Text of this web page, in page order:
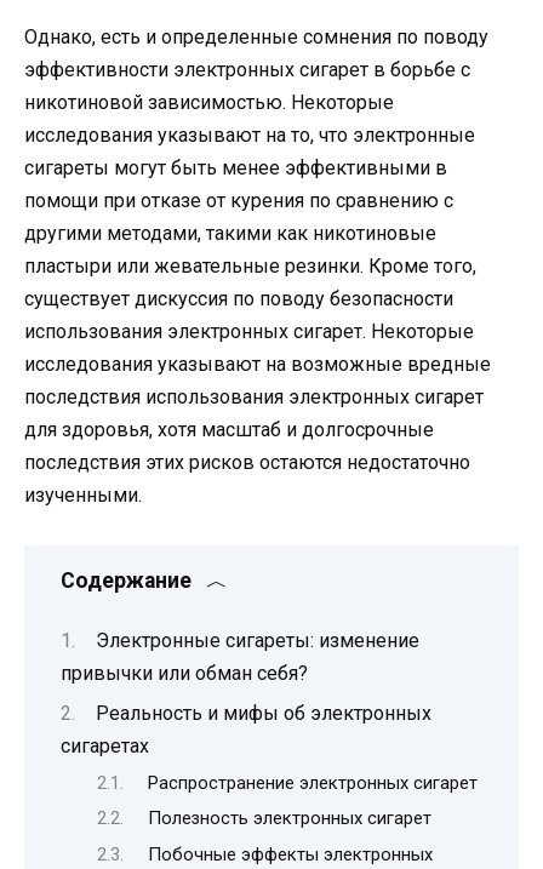
Однако, есть и определенные сомнения по поводу
эффективности электронных сигарет в борьбе с
никотиновой зависимостью. Некоторые
исследования указывают на то, что электронные
сигареты могут быть менее эффективными в
помощи при отказе от курения по сравнению с
другими методами, такими как никотиновые
пластыри или жевательные резинки. Кроме того,
существует дискуссия по поводу безопасности
использования электронных сигарет. Некоторые
исследования указывают на возможные вредные
последствия использования электронных сигарет
для здоровья, хотя масштаб и долгосрочные
последствия этих рисков остаются недостаточно
изученными.
Содержание
Электронные сигареты: изменение
привычки или обман себя?
Реальность и мифы об электронных
сигаретах
Распространение электронных сигарет
Полезность электронных сигарет
Побочные эффекты электронных